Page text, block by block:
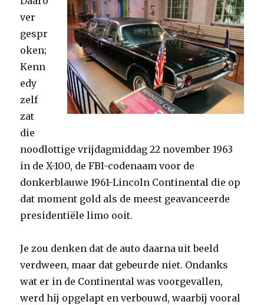
ver
gespr
oken;
Kenn
edy
zelf
zat
die
noodlottige vrijdagmiddag 22 november 1963
in de X-100, de FBI-codenaam voor de
donkerblauwe 1961-Lincoln Continental die op
dat moment gold als de meest geavanceerde
presidentiële limo ooit.
Je zou denken dat de auto daarna uit beeld
verdween, maar dat gebeurde niet. Ondanks
wat er in de Continental was voorgevallen,
werd hij opgelapt en verbouwd, waarbij vooral